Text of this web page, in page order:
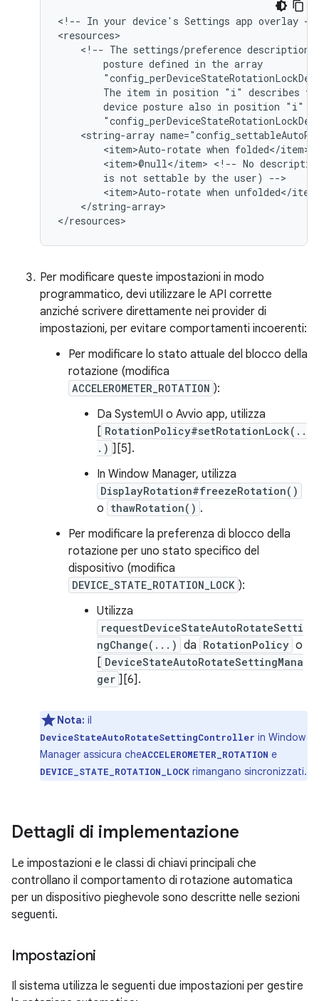
<!-- In your device's Settings app overlay --
<!-- The settings/preference description
posture defined in the
The item in position "i" describes
device posture also in position "i"
<string-array
<item>Auto-rotate when
<item>@null</item> <!-- No
is not settable by the user)
<item>Auto-rotate when
</string-array>
Per modificare queste impostazioni in modo
programmatico, devi utilizzare le API corrette
anziché scrivere direttamente nei provider di
impostazioni, per evitare comportamenti incoerenti:
Per modificare lo stato attuale del blocco della
rotazione (modifica
ACCELEROMETER_ROTATION ):
Da SystemUI o Avvio app, utilizza
[ RotationPolicy#setRotationLock(..
.) ][5].
In Window Manager, utilizza
DisplayRotation#freezeRotation()
o thawRotation() .
Per modificare la preferenza di blocco della
rotazione per uno stato specifico del
dispositivo (modifica
DEVICE_STATE_ROTATION_LOCK ):
Utilizza
requestDeviceStateAutoRotateSetti
ngChange(...) da RotationPolicy o
[ DeviceStateAutoRotateSettingMana
ger ][6].
Nota: il
DeviceStateAutoRotateSettingController in Window
Manager assicura cheACCELEROMETER_ROTATION e
DEVICE_STATE_ROTATION_LOCK rimangano sincronizzati.
Dettagli di implementazione
Le impostazioni e le classi di chiavi principali che
controllano il comportamento di rotazione automatica
per un dispositivo pieghevole sono descritte nelle sezioni
seguenti.
Impostazioni
Il sistema utilizza le seguenti due impostazioni per gestire